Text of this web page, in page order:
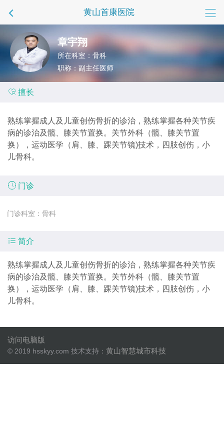
黄山首康医院
章宇翔
所在科室：骨科
职称：副主任医师
 擅长
熟练掌握成人及儿童创伤骨折的诊治，熟练掌握各种关节疾
病的诊治及髋、膝关节置换。关节外科（髋、膝关节置
换），运动医学（肩、膝、踝关节镜)技术，四肢创伤，小
儿骨科。
 门诊
门诊科室：骨科
 简介
熟练掌握成人及儿童创伤骨折的诊治，熟练掌握各种关节疾
病的诊治及髋、膝关节置换。关节外科（髋、膝关节置
换），运动医学（肩、膝、踝关节镜)技术，四肢创伤，小
儿骨科。
访问电脑版
© 2019 hsskyy.com 技术支持： 黄山智慧城市科技